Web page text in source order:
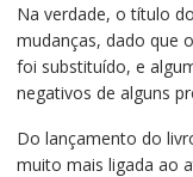
Na verdade, o título
mudanças, dado que
foi substituído, e
negativos de alguns
Do lançamento do
muito mais ligada ao